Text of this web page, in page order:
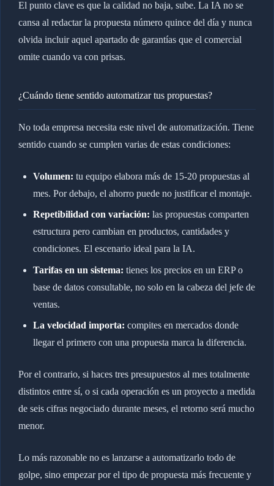
El punto clave es que la calidad no baja, sube. La IA no se
cansa al redactar la propuesta número quince del día y nunca
olvida incluir aquel apartado de garantías que el comercial
omite cuando va con prisas.
¿Cuándo tiene sentido automatizar tus propuestas?
No toda empresa necesita este nivel de automatización. Tiene
sentido cuando se cumplen varias de estas condiciones:
Volumen: tu equipo elabora más de 15-20 propuestas al
mes. Por debajo, el ahorro puede no justificar el montaje.
Repetibilidad con variación: las propuestas comparten
estructura pero cambian en productos, cantidades y
condiciones. El escenario ideal para la IA.
Tarifas en un sistema: tienes los precios en un ERP o
base de datos consultable, no solo en la cabeza del jefe de
ventas.
La velocidad importa: compites en mercados donde
llegar el primero con una propuesta marca la diferencia.
Por el contrario, si haces tres presupuestos al mes totalmente
distintos entre sí, o si cada operación es un proyecto a medida
de seis cifras negociado durante meses, el retorno será mucho
menor.
Lo más razonable no es lanzarse a automatizarlo todo de
golpe, sino empezar por el tipo de propuesta más frecuente y